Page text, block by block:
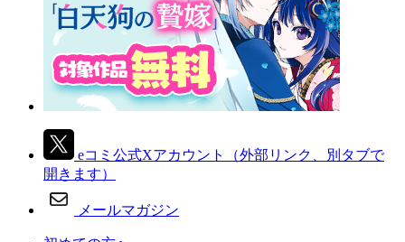
eコミ公式Xアカウント
（外部リンク、別タブで
開きます）
メールマガジン